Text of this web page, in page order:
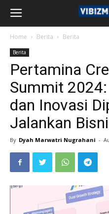
Home Berita Berita
Berita
Pertamina
Summit
dan Inovasi
Jalankan
By Dyah Marwatri Nugrahani -